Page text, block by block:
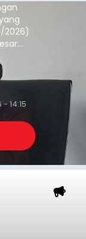
2026)
tak
14:15